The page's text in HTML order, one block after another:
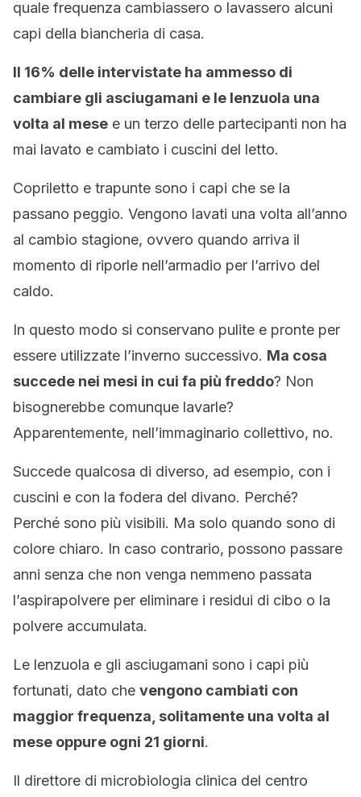
quale frequenza cambiassero o lavassero alcuni
capi della biancheria di casa.
Il 16% delle intervistate ha ammesso di
cambiare gli asciugamani e le lenzuola una
volta al mese e un terzo delle partecipanti non ha
mai lavato e cambiato i cuscini del letto.
Copriletto e trapunte sono i capi che se la
passano peggio. Vengono lavati una volta all’anno
al cambio stagione, ovvero quando arriva il
momento di riporle nell’armadio per l’arrivo del
caldo.
In questo modo si conservano pulite e pronte per
essere utilizzate l’inverno successivo. Ma cosa
succede nei mesi in cui fa più freddo? Non
bisognerebbe comunque lavarle?
Apparentemente, nell’immaginario collettivo, no.
Succede qualcosa di diverso, ad esempio, con i
cuscini e con la fodera del divano. Perché?
Perché sono più visibili. Ma solo quando sono di
colore chiaro. In caso contrario, possono passare
anni senza che non venga nemmeno passata
l’aspirapolvere per eliminare i residui di cibo o la
polvere accumulata.
Le lenzuola e gli asciugamani sono i capi più
fortunati, dato che vengono cambiati con
maggior frequenza, solitamente una volta al
mese oppure ogni 21 giorni.
Il direttore di microbiologia clinica del centro